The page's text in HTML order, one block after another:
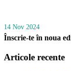
14 Nov 2024
Înscrie-te în noua
Articole recente